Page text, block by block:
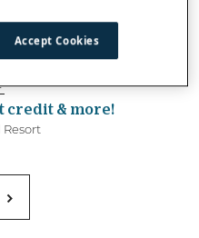
credit & more!
Resort
Accept Cookies